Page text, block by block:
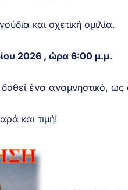
και σχετική ομιλία.
2026 , ώρα 6:00 μ.μ.
δοθεί ένα αναμνηστικό,
και τιμή!